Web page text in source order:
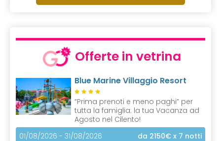
Offerte in vetrina
Blue Marine Villaggio Resort
“Prima prenoti e meno paghi” per
tutta la famiglia: la tua Vacanza ad
Agosto nel Cilento!
01/08/2026 - 31/08/2026
da 2150€ x 7 notti